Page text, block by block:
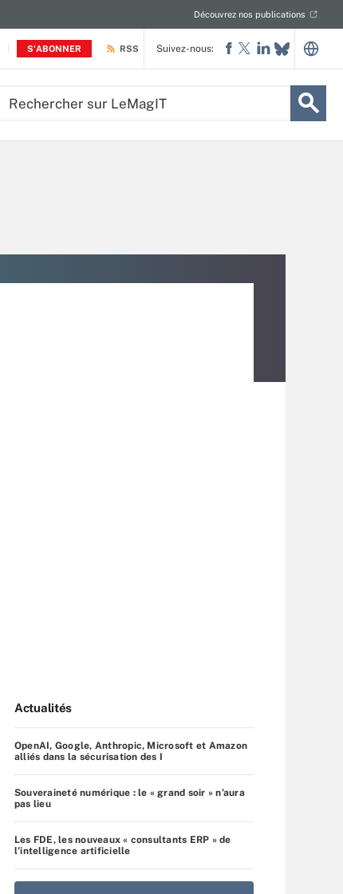
S'ABONNER
Découvrez nos publications
RSS Suivez-nous:
Actualités
OpenAI, Google, Anthropic, Microsoft et Amazon
alliés dans la sécurisation des I
Souveraineté numérique : le « grand soir » n’aura
pas lieu
Les FDE, les nouveaux « consultants ERP » de
l’intelligence artificielle